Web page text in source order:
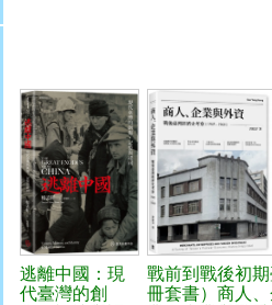
逃離中國：現
代臺灣的創
戰前到戰後初
冊套書）商人